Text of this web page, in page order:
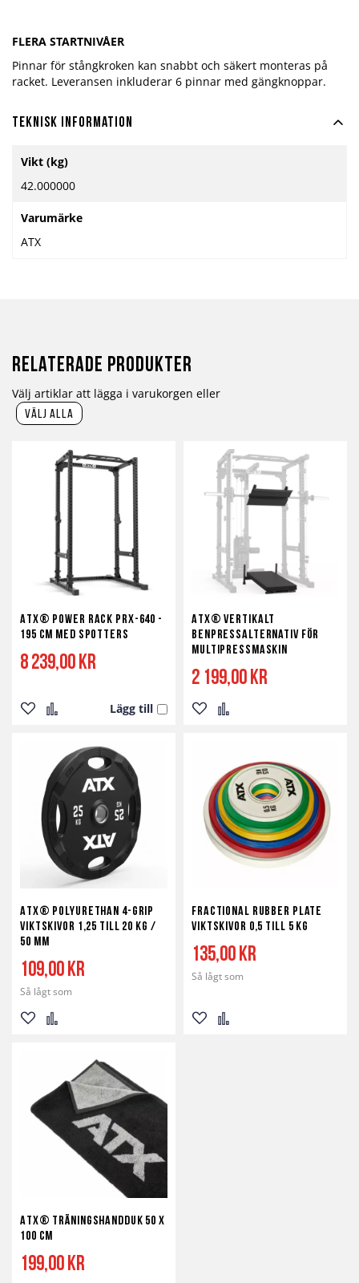
FLERA STARTNIVÅER
Pinnar för stångkroken kan snabbt och säkert monteras på
racket. Leveransen inkluderar 6 pinnar med gängknoppar.
Teknisk information
information
Vikt (kg)
42.000000
Varumärke
ATX
Relaterade produkter
Välj artiklar att lägga i varukorgen eller
välj alla
ATX® Power Rack PRX-640 -
195 cm med spotters
8 239,00 kr
Lägg till
Lägg
önskelista
Lägg
i
jämför
ATX® Vertikalt
Benpressalternativ för
Multipressmaskin
2 199,00 kr
Lägg
önskelista
Lägg
jämför
ATX® Polyurethan 4-Grip
Viktskivor 1,25 till 20 kg /
50 mm
Så lågt som
109,00 kr
Lägg
önskelista
Lägg
jämför
Fractional Rubber Plate
viktskivor 0,5 till 5 kg
Så lågt som
135,00 kr
Lägg Lägg
ATX® Träningshandduk 50 x
100 cm
199,00 kr